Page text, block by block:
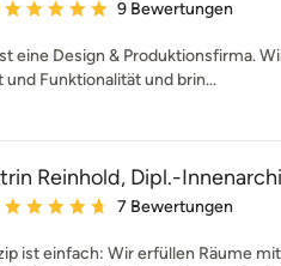
Bewertung: 4.9 von 5
9 Bewertungen
eine Design & Produktionsfirma.
und Funktionalität und brin...
Reinhold, Dipl.-
Bewertung: 4.7 von 5
7 Bewertungen
ist einfach: Wir erfüllen Räume